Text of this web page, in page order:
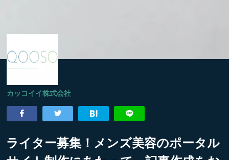
カッコイイ株式会社
ライター募集！メンズ美容のポータル